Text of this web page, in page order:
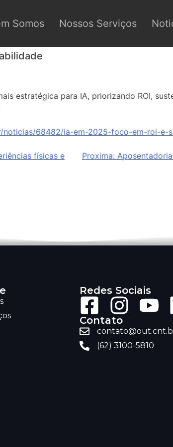
Somos Nossos Serviços
estratégica para IA, priorizando ROI,
noticias/68482/ia-em-2025-foco-em-roi-e-
físicas e
Proxima:
Redes Sociais
Contato
(62) 3100-5810